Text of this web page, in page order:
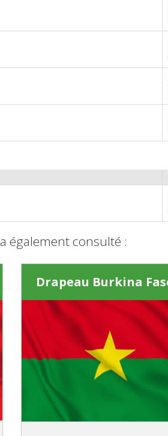
a également consulté :
Drapeau Burkina